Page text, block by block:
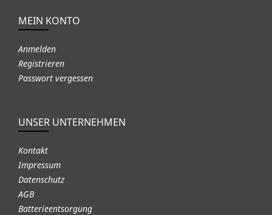
MEIN KONTO
Anmelden
Registrieren
Passwort vergessen
UNSER UNTERNEHMEN
Kontakt
Impressum
Datenschutz
AGB
Batterieentsorgung